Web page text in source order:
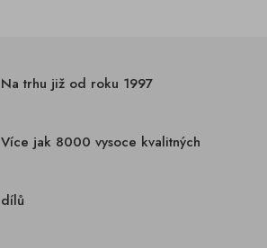
Na trhu již od roku 1997
Více jak 8000 vysoce kvalitných
dílů